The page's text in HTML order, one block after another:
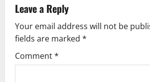
v
i
g
Leave a Reply
Your email address will not be
fields are marked *
Comment*